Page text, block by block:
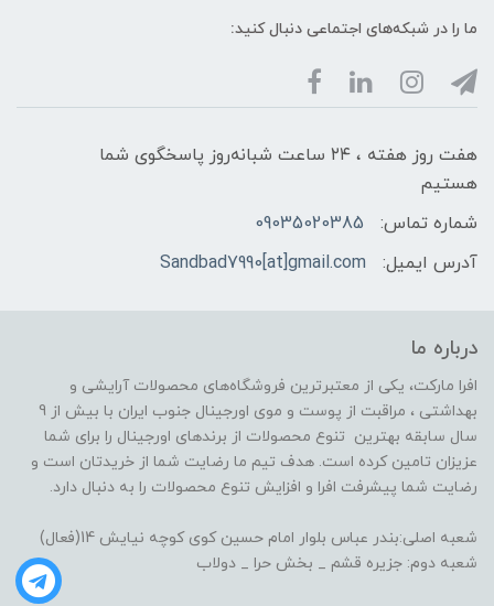
ما را در شبکه‌های اجتماعی دنبال کنید:
هفت روز هفته ، ۲۴ ساعت شبانه‌روز پاسخگوی شما
هستیم
شماره تماس:
09035020385
آدرس ایمیل:
Sandbad7990[at]gmail.com
درباره ما
افرا مارکت، یکی از معتبرترین فروشگاه‌های محصولات آرایشی و
بهداشتی ، مراقبت از پوست و موی اورجینال جنوب ایران با بیش از 9
سال سابقه بهترین تنوع محصولات از برندهای اورجینال را برای شما
عزیزان تامین کرده است. هدف تیم ما رضایت شما از خریدتان است و
رضایت شما پیشرفت افرا و افزایش تنوع محصولات را به دنبال دارد.
شعبه اصلی:بندر عباس بلوار امام حسین کوی کوچه نیایش 14(فعال)
شعبه دوم: جزیره قشم _ بخش حرا _ دولاب